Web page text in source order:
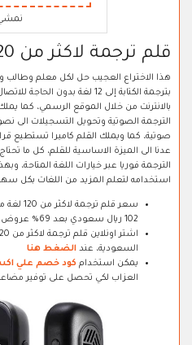
قلم ترجمة لاكثر من 120 لغة
هذا الاختراع العجيب حل لكل معلم
بالانترنت من خلال الموقع الرسمي، كما
الترجمة الصوتية وتحويل التسجيلات الى
صوتية، كما ويملك القلم كاميرا تستطيع
عدنا الى الميزة الاساسية للقلم، كل ما
الترجمة فوريا عبر خيارات اللغة المتاحة،
استخدامه لتعلم المزيد من اللغات بكل
سعر
102 ريال سعودي بعد 69% عروض علي اكسبرس يوم العزاب "11.11"
السعودية، عند الضغط هنا
يمكن استخدام كود خصم علي
العزاب لكي تحصل على توفير